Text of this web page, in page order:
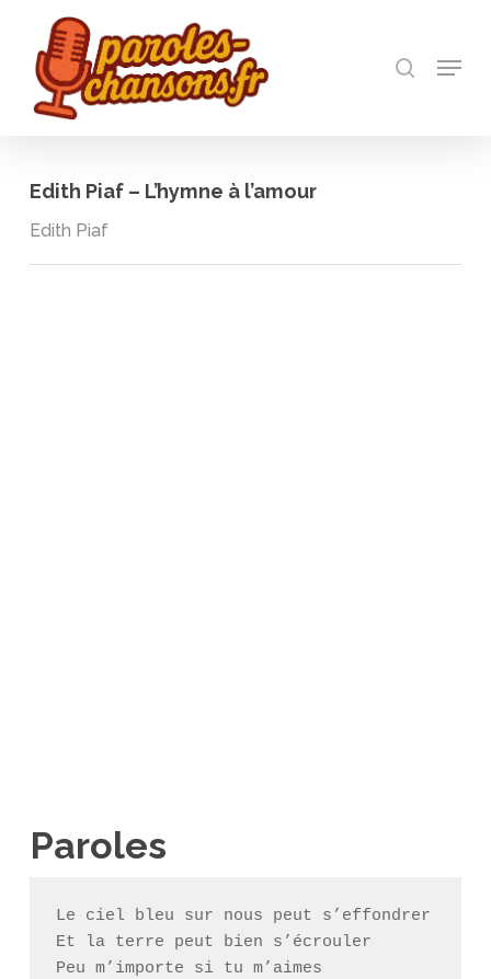
main
content
Menu
Edith Piaf – L’hymne à l’amour
Edith Piaf
Paroles
Le ciel bleu sur nous peut s’effondrer
Et la terre peut bien s’écrouler
Peu m’importe si tu m’aimes
Close